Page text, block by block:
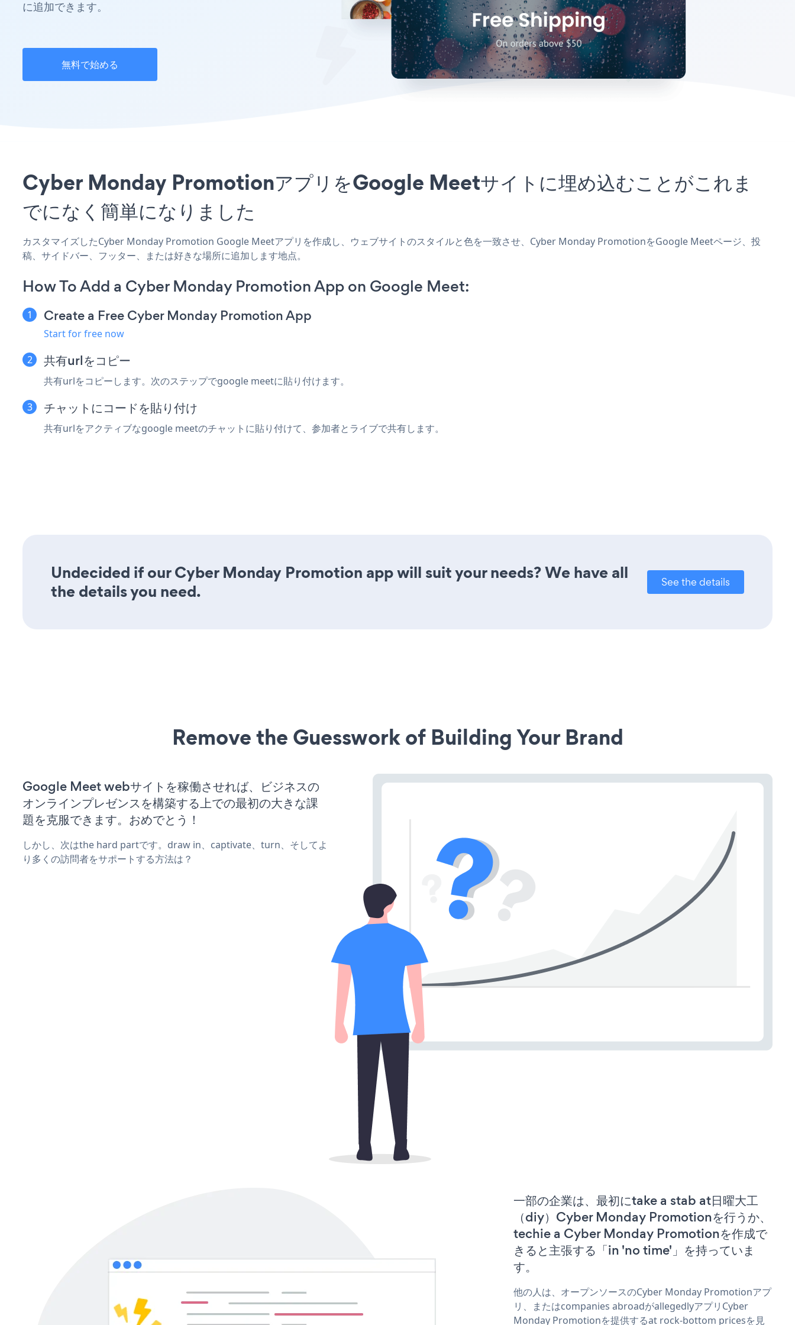
に追加できます。
無料で始める
Cyber Monday PromotionアプリをGoogle Meetサイトに埋め込むことがこれま
でになく簡単になりました
カスタマイズしたCyber Monday Promotion Google Meetアプリを作成し、ウェブサイトのスタイルと色を一致させ、Cyber Monday PromotionをGoogle Meetページ、投
稿、サイドバー、フッター、または好きな場所に追加します地点。
How To Add a Cyber Monday Promotion App on Google Meet:
Create a Free Cyber Monday Promotion App
Start for free now
共有urlをコピー
共有urlをコピーします。次のステップでgoogle meetに貼り付けます。
チャットにコードを貼り付け
共有urlをアクティブなgoogle meetのチャットに貼り付けて、参加者とライブで共有します。
Undecided if our Cyber Monday Promotion app will suit your needs? We have all
the details you need.
See the details
Remove the Guesswork of Building Your Brand
Google Meet webサイトを稼働させれば、ビジネスの
オンラインプレゼンスを構築する上での最初の大きな課
題を克服できます。おめでとう！
しかし、次はthe hard partです。draw in、captivate、turn、そしてよ
り多くの訪問者をサポートする方法は？
一部の企業は、最初にtake a stab at日曜大工
（diy）Cyber Monday Promotionを行うか、
techie a Cyber Monday Promotionを作成で
きると主張する「in 'no time'」を持っていま
す。
他の人は、オープンソースのCyber Monday Promotionアプ
リ、またはcompanies abroadがallegedlyアプリCyber
Monday Promotionを提供するat rock-bottom pricesを見